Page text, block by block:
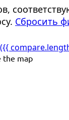
Сбросить
({{
the map